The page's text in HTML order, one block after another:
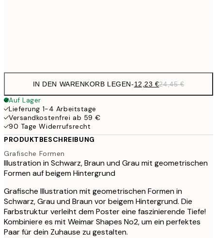
IN DEN WARENKORB LEGEN-12,23 €24,45 €
Auf Lager
Lieferung 1-4 Arbeitstage
Versandkostenfrei ab 59 €
90 Tage Widerrufsrecht
PRODUKTBESCHREIBUNG
Grafische Formen
Illustration in Schwarz, Braun und Grau mit geometrischen
Formen auf beigem Hintergrund
Grafische Illustration mit geometrischen Formen in
Schwarz, Grau und Braun vor beigem Hintergrund. Die
Farbstruktur verleiht dem Poster eine faszinierende Tiefe!
Kombiniere es mit Weimar Shapes No2, um ein perfektes
Paar für dein Zuhause zu gestalten.